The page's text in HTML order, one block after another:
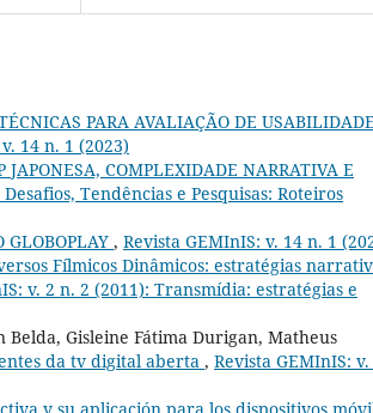
PARA AVALIAÇÃO DE
14 n. 1 (2023)
JAPONESA, COMPLEXIDADE NARRATIVA E
Tendências e Pesquisas: Roteiros
GLOBOPLAY , Revista GEMInIS: v. 14 n. 1
Fílmicos Dinâmicos: estratégias
v. 2 n. 2 (2011): Transmídia: estratégias e
Belda, Gisleine Fátima Durigan, Matheus
da tv digital aberta , Revista GEMInIS: